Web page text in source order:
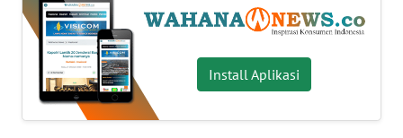
Install Aplikasi
SUMBAR
WN
SUMSEL
WN